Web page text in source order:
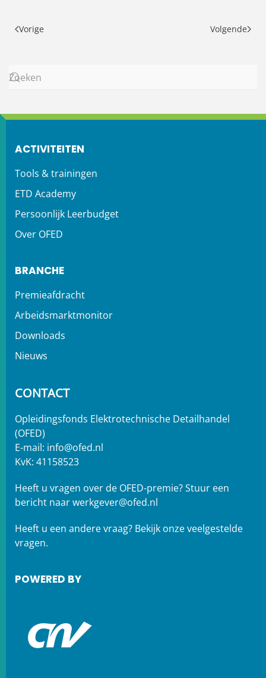
Vorige Volgende
ACTIVITEITEN
Tools & trainingen
ETD Academy
Persoonlijk Leerbudget
Over OFED
BRANCHE
Premieafdracht
Arbeidsmarktmonitor
Downloads
Nieuws
CONTACT
Opleidingsfonds Elektrotechnische Detailhandel
(OFED)
E-mail: info@ofed.nl
KvK: 41158523
Heeft u vragen over de OFED-premie? Stuur een
bericht naarwerkgever@ofed.nl
Heeft u een andere vraag? Bekijk onze veelgestelde
vragen.
POWERED BY